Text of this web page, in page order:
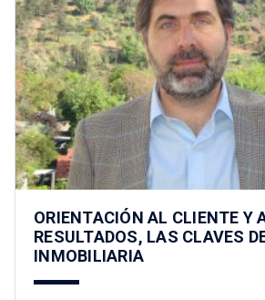
ORIENTACIÓN AL CLIENTE Y
RESULTADOS, LAS CLAVES
INMOBILIARIA